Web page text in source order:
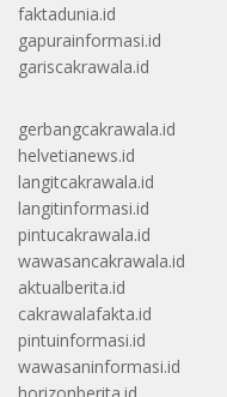
faktadunia.id
gapurainformasi.id
gariscakrawala.id
gerbangcakrawala.id
helvetianews.id
langitcakrawala.id
langitinformasi.id
pintucakrawala.id
wawasancakrawala.id
aktualberita.id
cakrawalafakta.id
pintuinformasi.id
wawasaninformasi.id
horizonberita.id